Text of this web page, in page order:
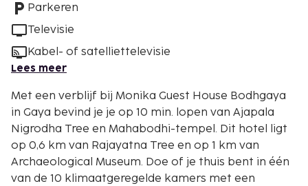
Parkeren
Televisie
Kabel- of satelliettelevisie
Lees meer
Met een verblijf bij Monika Guest House Bodhgaya
in Gaya bevind je je op 10 min. lopen van Ajapala
Nigrodha Tree en Mahabodhi-tempel. Dit hotel ligt
op 0,6 km van Rajayatna Tree en op 1 km van
Archaeological Museum. Doe of je thuis bent in één
van de 10 klimaatgeregelde kamers met een